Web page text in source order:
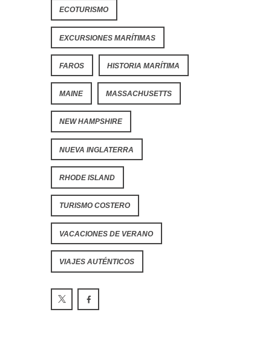
ECOTURISMO
EXCURSIONES MARÍTIMAS
FAROS HISTORIA MARÍTIMA
MAINE MASSACHUSETTS
NEW HAMPSHIRE
NUEVA INGLATERRA
RHODE ISLAND
TURISMO COSTERO
VACACIONES DE VERANO
VIAJES AUTÉNTICOS